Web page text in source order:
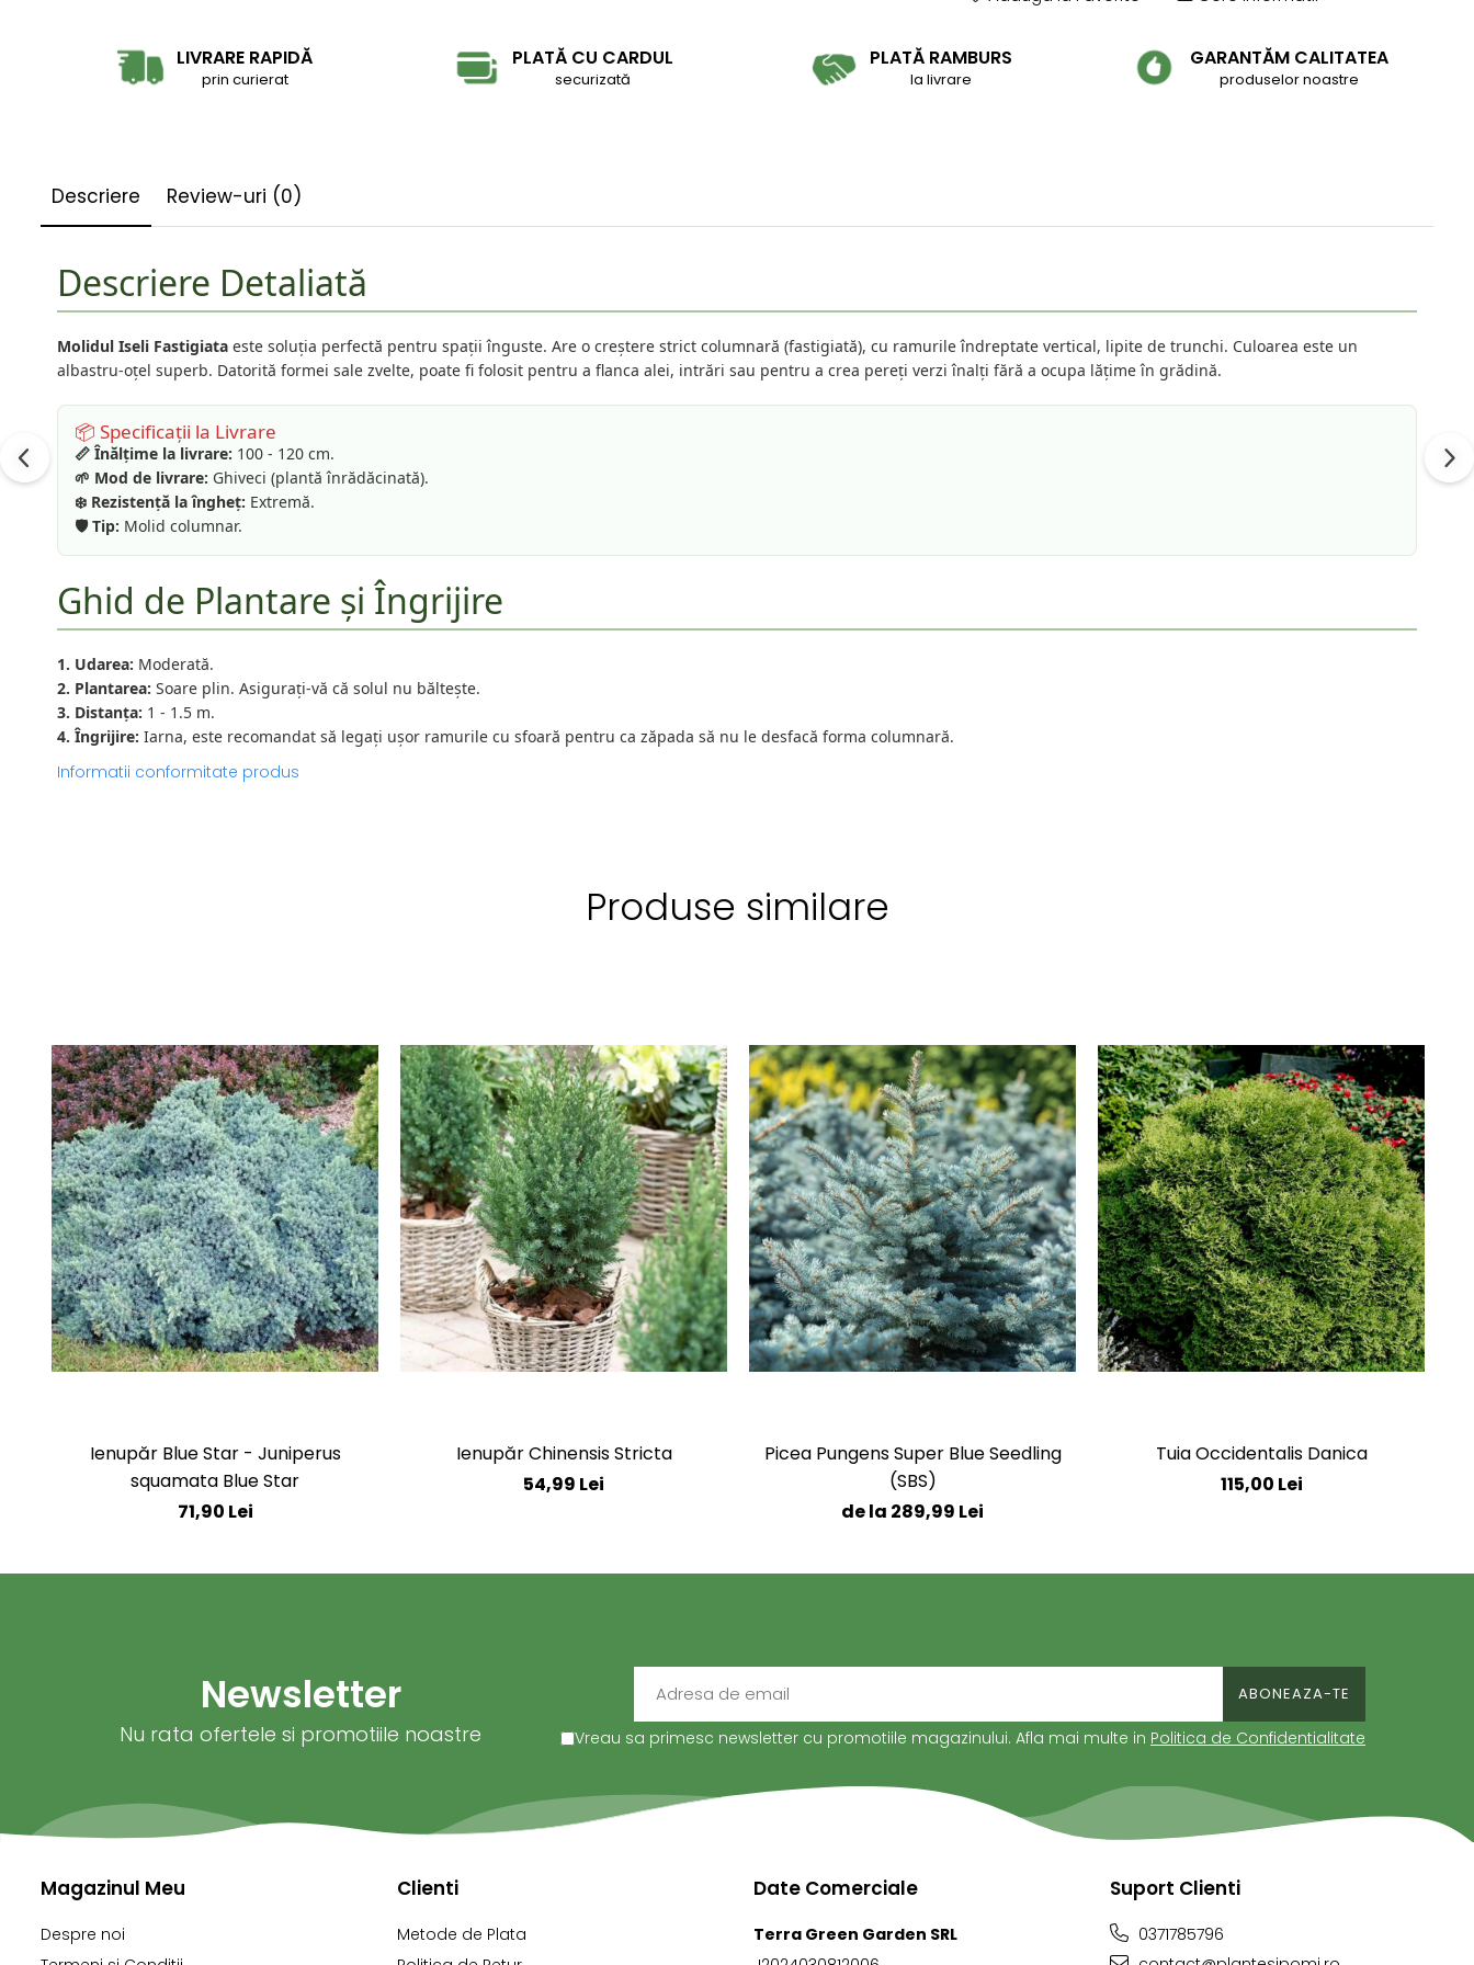
LIVRARE RAPIDĂ
prin curierat
PLATĂ CU CARDUL
securizată
PLATĂ RAMBURS
la livrare
GARANTĂM CALITATEA
produselor noastre
Descriere Review-uri (0)
Descriere Detaliată
Molidul Iseli Fastigiata este soluția perfectă pentru spații înguste. Are o creștere strict columnară (fastigiată), cu ramurile îndreptate vertical, lipite de trunchi. Culoarea este un
albastru-oțel superb. Datorită formei sale zvelte, poate fi folosit pentru a flanca alei, intrări sau pentru a crea pereți verzi înalți fără a ocupa lățime în grădină.
📦 Specificații la Livrare
📏 Înălțime la livrare: 100 - 120 cm.
🌱 Mod de livrare: Ghiveci (plantă înrădăcinată).
❄️ Rezistență la îngheț: Extremă.
🛡️ Tip: Molid columnar.
Ghid de Plantare și Îngrijire
1. Udarea: Moderată.
2. Plantarea: Soare plin. Asigurați-vă că solul nu băltește.
3. Distanța: 1 - 1.5 m.
4. Îngrijire: Iarna, este recomandat să legați ușor ramurile cu sfoară pentru ca zăpada să nu le desfacă forma columnară.
Informatii conformitate produs
Produse similare
Ienupăr Blue Star - Juniperus
squamata Blue Star
71,90 Lei
Ienupăr Chinensis Stricta
54,99 Lei
Picea Pungens Super Blue Seedling
(SBS)
de la 289,99 Lei
Tuia Occidentalis Danica
115,00 Lei
Newsletter
Nu rata ofertele si promotiile noastre Vreau sa primesc newsletter cu promotiile magazinului. Afla mai multe in Politica de Confidentialitate
Magazinul Meu
Despre noi
Clienti
Metode de Plata
Date Comerciale
Terra Green Garden SRL
Suport Clienti
0371785796